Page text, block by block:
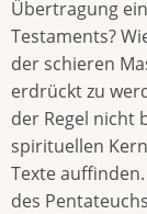
Übertragung
Testaments?
der schieren
erdrückt zu
der Regel nicht
spirituellen
Texte
des